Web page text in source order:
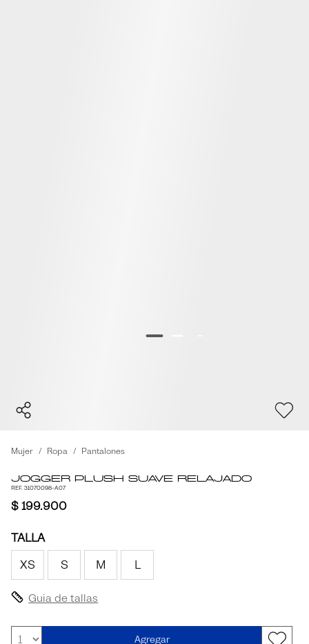
Mujer Ropa Pantalones
Jogger Plush Suave Relajado
REF. 31070098-A07
$ 199.900
TALLA
XS
S M L
Guia de tallas
Agregar